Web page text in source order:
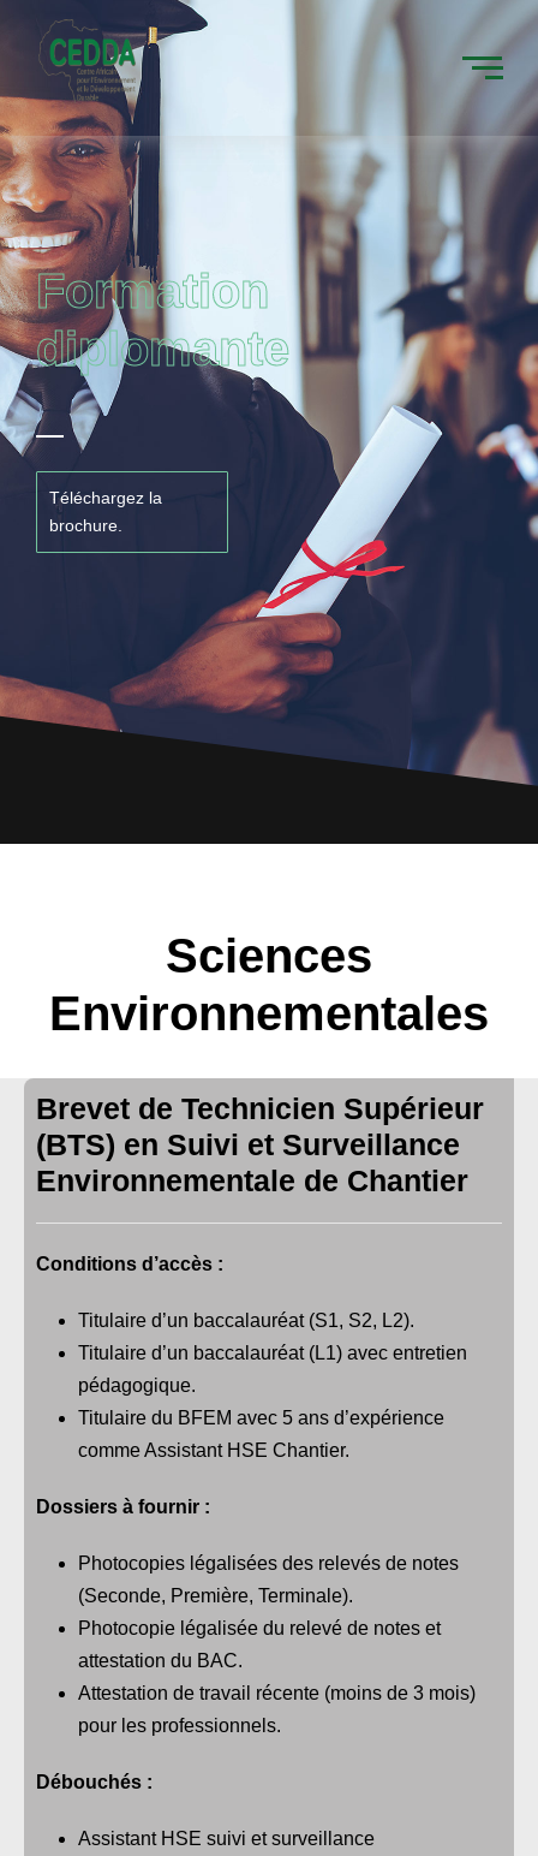
Formation
diplomante
Téléchargez la
brochure.
Sciences
Environnementales
Brevet de Technicien Supérieur
(BTS) en Suivi et Surveillance
Environnementale de Chantier
Conditions d’accès :
Titulaire d’un baccalauréat (S1, S2, L2).
Titulaire d’un baccalauréat (L1) avec entretien
pédagogique.
Titulaire du BFEM avec 5 ans d’expérience
comme Assistant HSE Chantier.
Dossiers à fournir :
Photocopies légalisées des relevés de notes
(Seconde, Première, Terminale).
Photocopie légalisée du relevé de notes et
attestation du BAC.
Attestation de travail récente (moins de 3 mois)
pour les professionnels.
Débouchés :
Assistant HSE suivi et surveillance